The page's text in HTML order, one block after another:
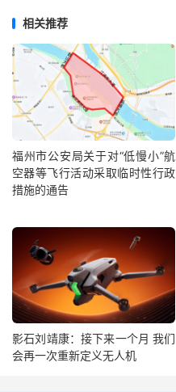
相关推荐
福州市公安局关于对“低慢小”航
空器等飞行活动采取临时性行政
措施的通告
影石刘靖康：接下来一个月 我们
会再一次重新定义无人机